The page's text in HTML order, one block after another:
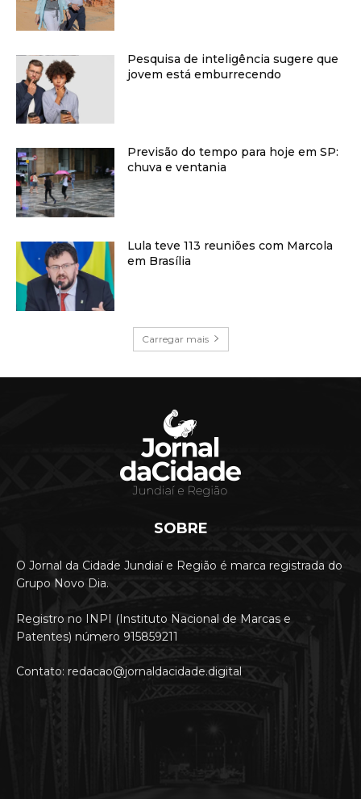
Pesquisa de inteligência sugere que
jovem está emburrecendo
Previsão do tempo para hoje em SP:
chuva e ventania
Lula teve 113 reuniões com Marcola
em Brasília
Carregar mais
SOBRE
O Jornal da Cidade Jundiaí e Região é marca registrada do
Grupo Novo Dia.
Registro no INPI (Instituto Nacional de Marcas e
Patentes) número 915859211
Contato: redacao@jornaldacidade.digital